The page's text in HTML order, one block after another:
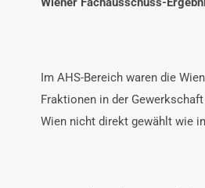
Im AHS-Bereich waren die
Fraktionen in der
Wien nicht direkt gewählt wie